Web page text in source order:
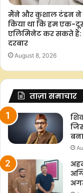
मैंने और कुशाल टंडन ने
किया था कि हम एक-
एलिमिनेट कर सकते
दरबार
August 8, 2026
ताज़ा समाचार